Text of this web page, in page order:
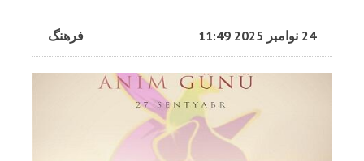
فرهنگ 24 نوامبر 2025 11:49